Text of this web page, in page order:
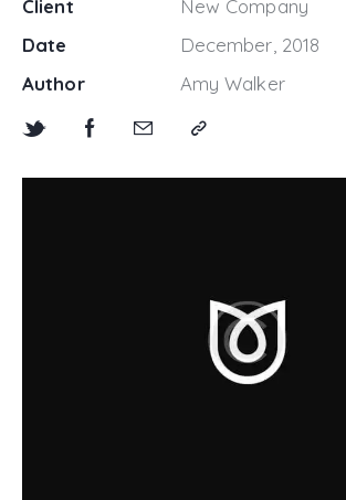
Client
New Company
Date
December, 2018
Author
Amy Walker